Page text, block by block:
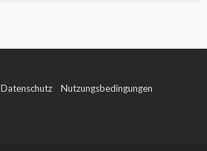
Datenschutz Nutzungsbedingungen